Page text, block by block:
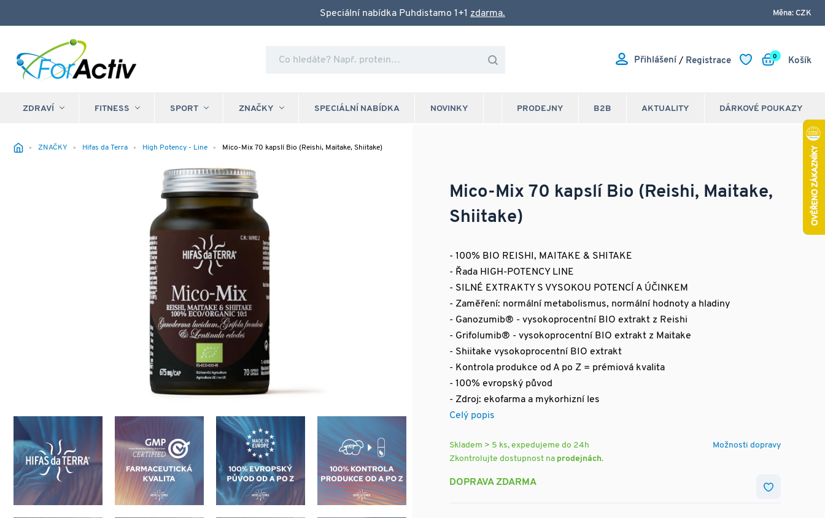
Speciální nabídka Puhdistamo 1+1 zdarma. Měna: CZK
Přihlášení / Registrace Košík
0
ZDRAVÍ FITNESS SPORT ZNAČKY SPECIÁLNÍ NABÍDKA NOVINKY DÁRKOVÉ POUKAZY
AKTUALITY
B2B
PRODEJNY
ZNAČKY Hifas da Terra High Potency - Line Mico-Mix 70 kapslí Bio (Reishi, Maitake, Shiitake)
Mico-Mix 70 kapslí Bio (Reishi, Maitake,
Shiitake)
- 100% BIO REISHI, MAITAKE & SHITAKE
- Řada HIGH-POTENCY LINE
- SILNÉ EXTRAKTY S VYSOKOU POTENCÍ A ÚČINKEM
- Zaměření: normální metabolismus, normální hodnoty a hladiny
- Ganozumib® - vysokoprocentní BIO extrakt z Reishi
- Grifolumib® - vysokoprocentní BIO extrakt z Maitake
- Shiitake vysokoprocentní BIO extrakt
- Kontrola produkce od A po Z = prémiová kvalita
- 100% evropský původ
- Zdroj: ekofarma a mykorhizní les
Celý popis
Možnosti dopravy
Skladem > 5 ks, expedujeme do 24h
Zkontrolujte dostupnost na prodejnách.
DOPRAVA ZDARMA